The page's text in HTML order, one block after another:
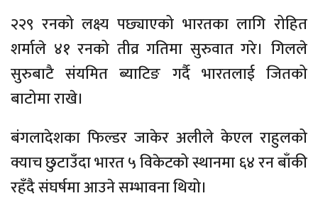
२२९ रनको लक्ष्य पछ्याएको भारतका लागि रोहित
शर्माले ४१ रनको तीव्र गतिमा सुरुवात गरे। गिलले
सुरुबाटै संयमित ब्याटिङ गर्दै भारतलाई जितको
बाटोमा राखे।
बंगलादेशका फिल्डर जाकेर अलीले केएल राहुलको
क्याच छुटाउँदा भारत ५ विकेटको स्थानमा ६४ रन बाँकी
रहँदै संघर्षमा आउने सम्भावना थियो।